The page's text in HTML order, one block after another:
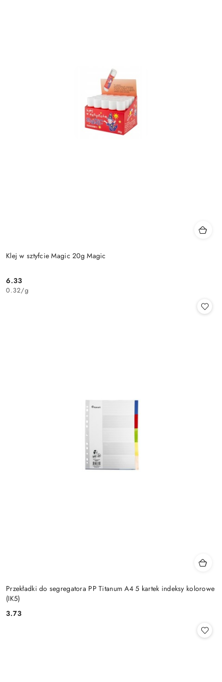
Klej w sztyfcie Magic 20g Magic
Cena:
6.33
0.32/g
Przekładki do segregatora PP Titanum A4 5 kartek indeksy kolorowe
(IK5)
Cena:
3.73